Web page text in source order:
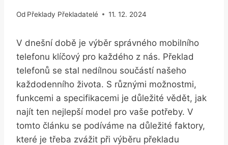
Od Překlady Překladatelé 11. 12. 2024
V⁤ dnešní době je⁤ výběr správného mobilního
telefonu klíčový pro každého z nás. ⁤Překlad
telefonů‍ se stal nedílnou ⁢součástí našeho
každodenního života. ‍S různými možnostmi,
⁤funkcemi a specifikacemi je důležité vědět, jak
najít ten nejlepší model pro vaše potřeby. V
tomto článku se podíváme na důležité faktory,
které je třeba zvážit ‌při výběru překladu